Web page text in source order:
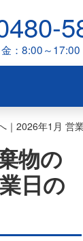
金：8:00～17:00
｜2026年1月 営
物の
日の